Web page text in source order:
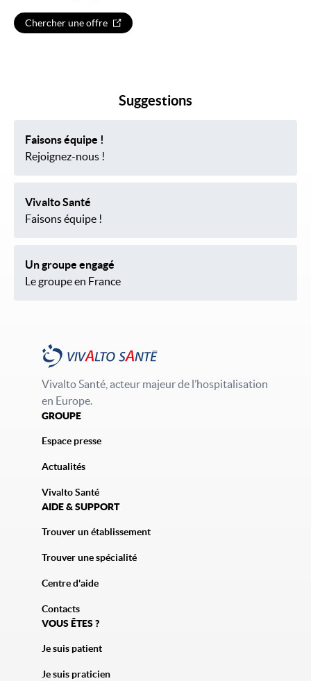
Chercher une offre
Suggestions
Faisons équipe !
Rejoignez-nous !
Vivalto Santé
Faisons équipe !
Un groupe engagé
Le groupe en France
Vivalto Santé, acteur majeur de l’hospitalisation
en Europe.
GROUPE
Espace presse
Actualités
Vivalto Santé
AIDE & SUPPORT
Trouver un établissement
Trouver une spécialité
Centre d'aide
Contacts
VOUS ÊTES ?
Je suis patient
Je suis praticien